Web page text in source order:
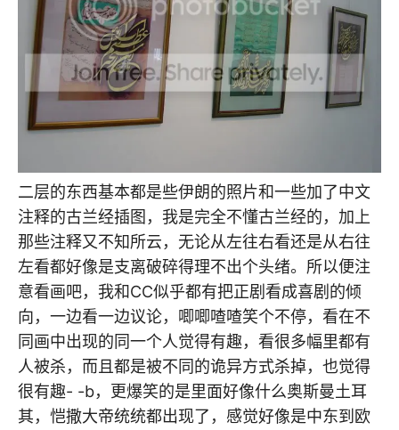
二层的东西基本都是些伊朗的照片和一些加了中文
注释的古兰经插图，我是完全不懂古兰经的，加上
那些注释又不知所云，无论从左往右看还是从右往
左看都好像是支离破碎得理不出个头绪。所以便注
意看画吧，我和CC似乎都有把正剧看成喜剧的倾
向，一边看一边议论，唧唧喳喳笑个不停，看在不
同画中出现的同一个人觉得有趣，看很多幅里都有
人被杀，而且都是被不同的诡异方式杀掉，也觉得
很有趣- -b，更爆笑的是里面好像什么奥斯曼土耳
其，恺撒大帝统统都出现了，感觉好像是中东到欧